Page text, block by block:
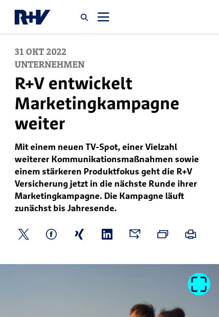
Startseite
Newsroom
Über uns
Karriere
Jobsuche
31 OKT 2022
UNTERNEHMEN
R+V entwickelt
Marketingkampagne
weiter
Mit einem neuen TV-Spot, einer Vielzahl
weiterer Kommunikationsmaßnahmen sowie
einem stärkeren Produktfokus geht die R+V
Versicherung jetzt in die nächste Runde ihrer
Marketingkampagne. Die Kampagne läuft
zunächst bis Jahresende.